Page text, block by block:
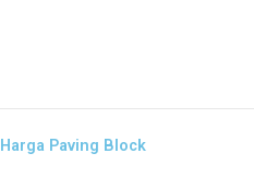
Harga Paving Block